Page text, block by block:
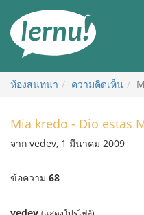
สารบัญ
ห้องสนทนา ความคิดเห็น
Mia kredo - Dio estas
จาก vedev, 1 มีนาคม 2009
ข้อความ 68